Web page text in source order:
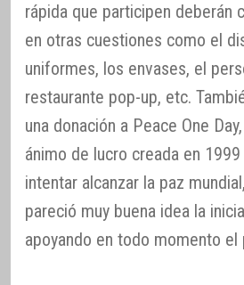
rápida que participen deberán
en otras cuestiones como el
uniformes, los envases, el
restaurante pop-up, etc.
una donación a Peace One
ánimo de lucro creada en
intentar alcanzar la paz
pareció muy buena idea la
apoyando en todo momento el